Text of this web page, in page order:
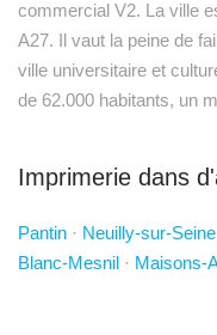
commercial V2. La ville
A27. Il vaut la peine de
ville universitaire et
de 62.000 habitants, un
Imprimerie dans
Pantin · Neuilly-sur-Seine
Blanc-Mesnil · Maisons-